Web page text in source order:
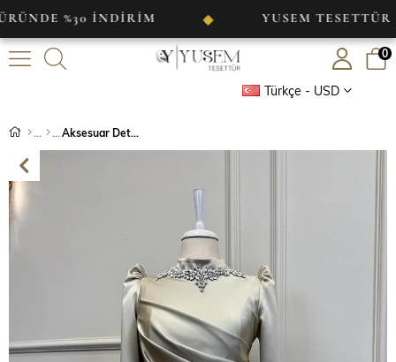
İNDİRİM ◆ YUSEM TESETTÜR ◆
Türkçe - USD
0
Aksesuar Detaylı Saten Abiye Taş